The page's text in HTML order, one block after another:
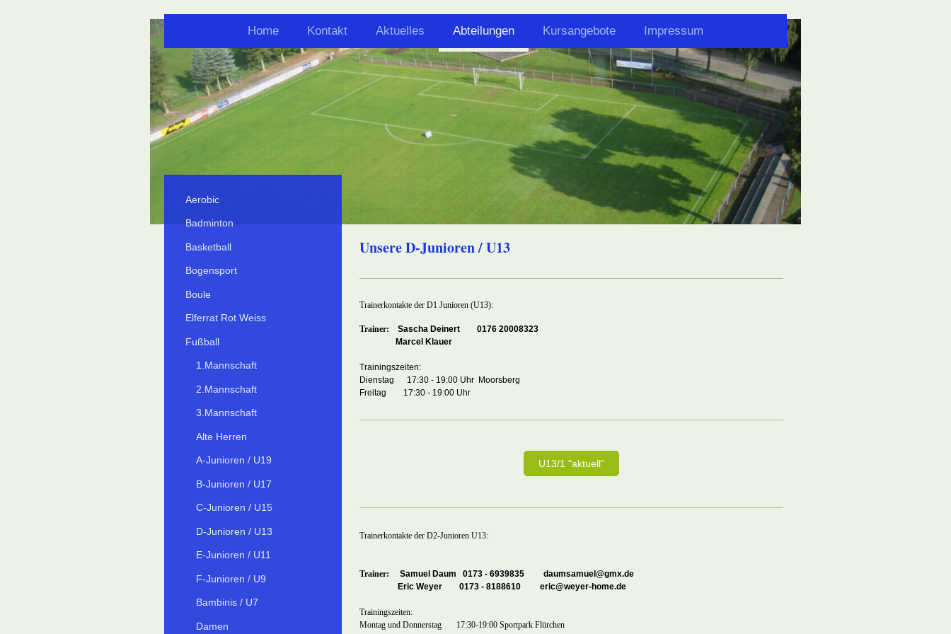
Home Kontakt Aktuelles Abteilungen Kursangebote Impressum
Unsere D-Junioren / U13
Trainerkontakte der D1 Junioren (U13):
Trainer:
Sascha Deinert 0176 20008323
Marcel Klauer
Trainingszeiten:
Dienstag 17:30 - 19:00 Uhr Moorsberg
Freitag 17:30 - 19:00 Uhr
U13/1 "aktuell"
Trainerkontakte der D2-Junioren U13:
Trainer:
Samuel Daum 0173 - 6939835 daumsamuel@gmx.de
Eric Weyer 0173 - 8188610 eric@weyer-home.de
Trainingszeiten:
Montag und Donnerstag 17:30-19:00 Sportpark Flürchen
Aerobic
Badminton
Basketball
Bogensport
Boule
Elferrat Rot Weiss
Fußball
1.Mannschaft
2.Mannschaft
3.Mannschaft
Alte Herren
A-Junioren / U19
B-Junioren / U17
C-Junioren / U15
D-Junioren / U13
E-Junioren / U11
F-Junioren / U9
Bambinis / U7
Damen